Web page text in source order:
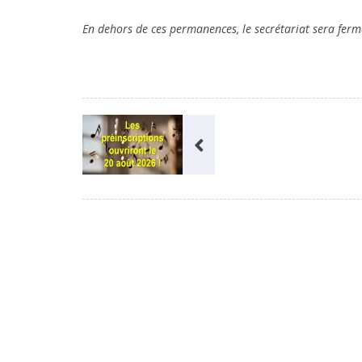
En dehors de ces permanences, le secrétariat sera